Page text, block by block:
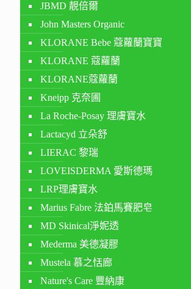
JBMD 靚倍爾
John Masters Organic
KLORANE Bebe 蔻蘿蘭寶寶
KLORANE 蔻蘿蘭
KLORANE蔻蘿蘭
Kneipp 克奈圃
La Roche-Posay 理膚寶水
Lactacyd 立朵舒
LIERAC 黎瑞
LOVEISDERMA 愛斯德瑪
LRP理膚寶水
Marius Fabre 法鉑馬賽肥皂
MD Skinical淨妮透
Mederma 美德凝膠
Mustela 慕之恬廊
Nature's Care 豐納康